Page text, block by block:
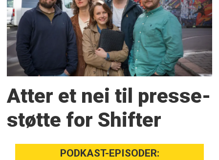
Atter et nei til presse­
støtte for Shifter
PODKAST-EPISODER: